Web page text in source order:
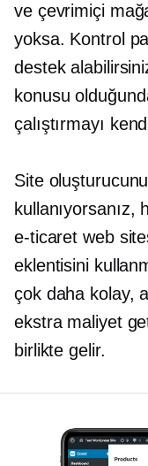
ve çevrimiçi
yoksa. Kontrol
destek
konusu
çalıştırmayı
Site
e-ticaret web
eklentisini
çok daha kolay,
ekstra maliyet
birlikte gelir.